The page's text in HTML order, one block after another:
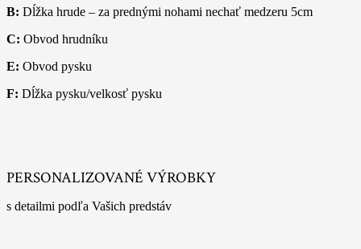
B: Dĺžka hrude – za prednými nohami nechať medzeru 5cm
C: Obvod hrudníku
E: Obvod pysku
F: Dĺžka pysku/velkosť pysku
PERSONALIZOVANÉ VÝROBKY
s detailmi podľa Vašich predstáv